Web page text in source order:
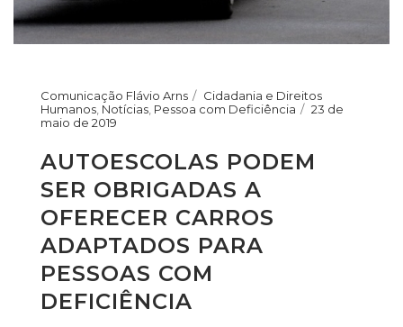
Comunicação Flávio Arns
Cidadania e Direitos
Humanos Notícias Pessoa com Deficiência
23 de
maio de 2019
AUTOESCOLAS PODEM
SER OBRIGADAS A
OFERECER CARROS
ADAPTADOS PARA
PESSOAS COM
DEFICIÊNCIA